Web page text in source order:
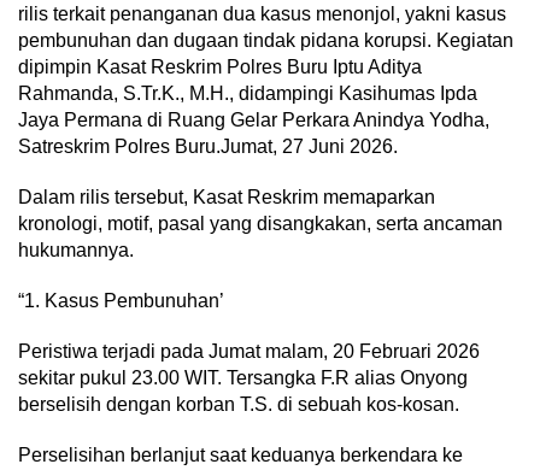
rilis terkait penanganan dua kasus menonjol, yakni kasus
pembunuhan dan dugaan tindak pidana korupsi. Kegiatan
dipimpin Kasat Reskrim Polres Buru Iptu Aditya
Rahmanda, S.Tr.K., M.H., didampingi Kasihumas Ipda
Jaya Permana di Ruang Gelar Perkara Anindya Yodha,
Satreskrim Polres Buru.Jumat, 27 Juni 2026.
Dalam rilis tersebut, Kasat Reskrim memaparkan
kronologi, motif, pasal yang disangkakan, serta ancaman
hukumannya.
“1. Kasus Pembunuhan’
Peristiwa terjadi pada Jumat malam, 20 Februari 2026
sekitar pukul 23.00 WIT. Tersangka F.R alias Onyong
berselisih dengan korban T.S. di sebuah kos-kosan.
Perselisihan berlanjut saat keduanya berkendara ke